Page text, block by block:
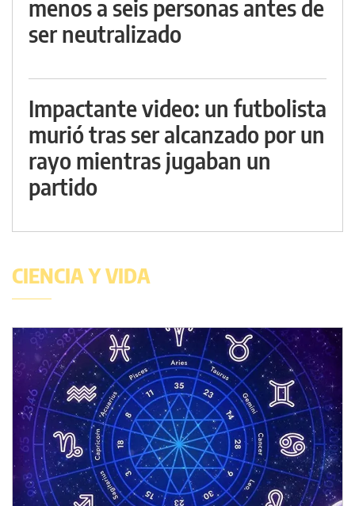
menos a seis personas antes de
ser neutralizado
Impactante video: un futbolista
murió tras ser alcanzado por un
rayo mientras jugaban un
partido
CIENCIA Y VIDA